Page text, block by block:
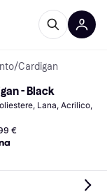
/Cardigan
- Black
Lana, Acrilico,
€